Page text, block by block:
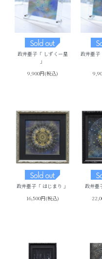
政井亜子「 しずくー星
」
9,900円(税込)
政井亜子
政井亜子「 はじまり 」
16,500円(税込)
政井亜